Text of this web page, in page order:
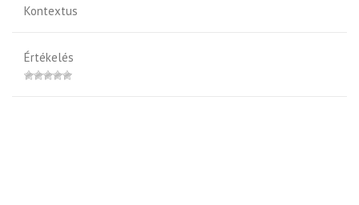
Kontextus
Értékelés